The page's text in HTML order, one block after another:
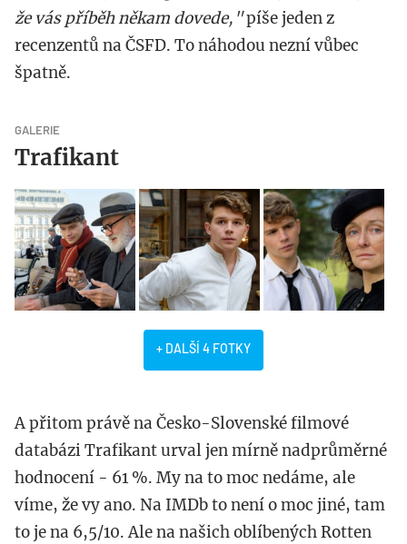
že vás příběh někam dovede,"píše jeden z
recenzentů na ČSFD. To náhodou nezní vůbec
špatně.
GALERIE
Trafikant
+ DALŠÍ 4 FOTKY
A přitom právě na Česko-Slovenské filmové
databázi Trafikant urval jen mírně nadprůměrné
hodnocení - 61 %. My na to moc nedáme, ale
víme, že vy ano. Na IMDb to není o moc jiné, tam
to je na 6,5/10. Ale na našich oblíbených Rotten